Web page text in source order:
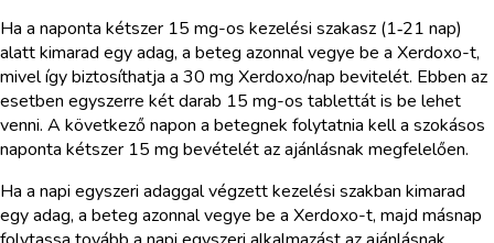
Ha a naponta kétszer 15 mg-os kezelési szakasz (1‑21 nap)
alatt kimarad egy adag, a beteg azonnal vegye be a Xerdoxo-t,
mivel így biztosíthatja a 30 mg Xerdoxo/nap bevitelét. Ebben az
esetben egyszerre két darab 15 mg-os tablettát is be lehet
venni. A következő napon a betegnek folytatnia kell a szokásos
naponta kétszer 15 mg bevételét az ajánlásnak megfelelően.
Ha a napi egyszeri adaggal végzett kezelési szakban kimarad
egy adag, a beteg azonnal vegye be a Xerdoxo-t, majd másnap